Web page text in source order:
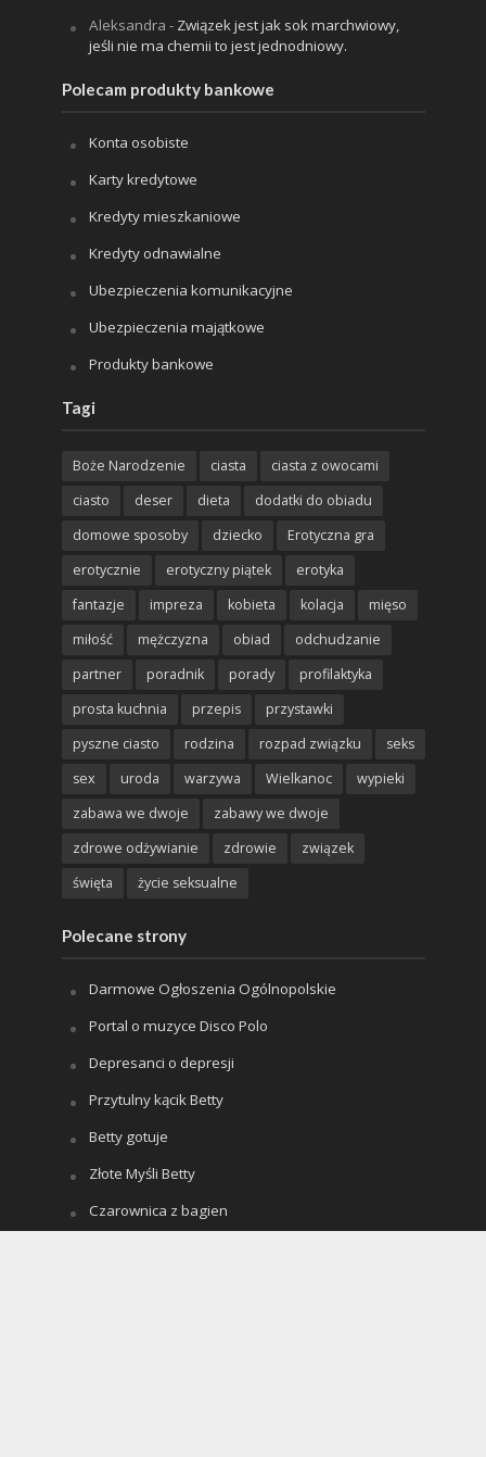
Aleksandra - Związek jest jak sok marchwiowy,
jeśli nie ma chemii to jest jednodniowy.
Polecam produkty bankowe
Konta osobiste
Karty kredytowe
Kredyty mieszkaniowe
Kredyty odnawialne
Ubezpieczenia komunikacyjne
Ubezpieczenia majątkowe
Produkty bankowe
Tagi
Boże Narodzenie ciasta
ciasta z owocami
ciasto
deser dieta
dodatki do obiadu
domowe sposoby
dziecko
Erotyczna gra
erotycznie
erotyczny piątek
erotyka
fantazje
impreza kobieta kolacja
mięso
miłość
mężczyzna obiad
odchudzanie
partner
poradnik porady
profilaktyka
prosta kuchnia
przepis
przystawki
pyszne ciasto
rodzina rozpad związku
seks
sex
uroda warzywa Wielkanoc
wypieki
zabawa we dwoje
zabawy we dwoje
zdrowe odżywianie
zdrowie
związek
święta
życie seksualne
Polecane strony
Darmowe Ogłoszenia Ogólnopolskie
Portal o muzyce Disco Polo
Depresanci o depresji
Przytulny kącik Betty
Betty gotuje
Złote Myśli Betty
Czarownica z bagien